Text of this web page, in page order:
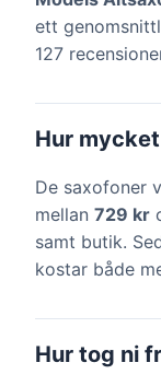
ett
127
Hur
De saxofoner
mellan 729 kr
samt butik.
kostar både
Hur tog ni